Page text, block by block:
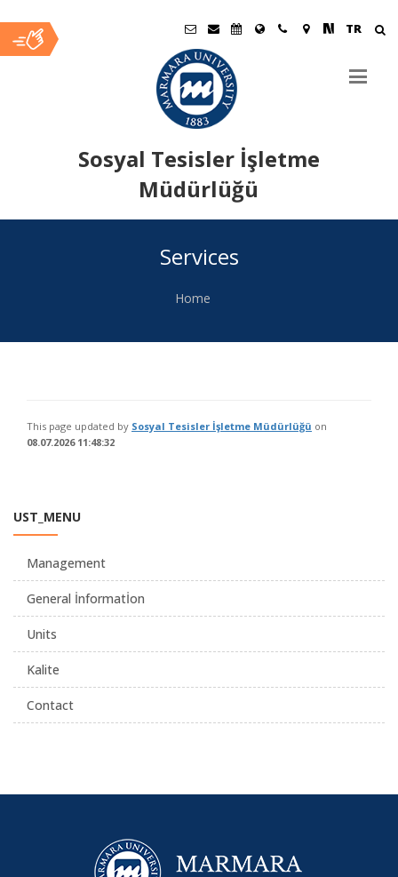
TR
Sosyal Tesisler İşletme
Müdürlüğü
Services
Home
This page updated by Sosyal Tesisler İşletme Müdürlüğü on
08.07.2026 11:48:32
UST_MENU
Management
General İnformatİon
Units
Kalite
Contact